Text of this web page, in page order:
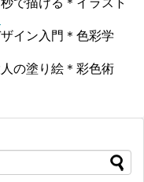
秒で描ける＊イラスト
イン入門＊色彩学
の塗り絵＊彩色術